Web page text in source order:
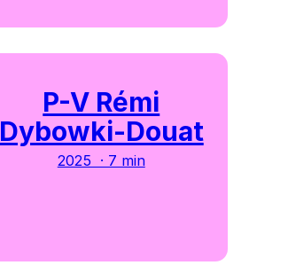
P-V Rémi
Dybowki-Douat
2025 · 7 min